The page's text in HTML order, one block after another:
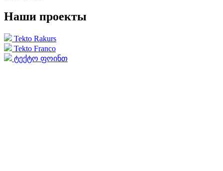
Наши проекты
Tekto Rakurs
Tekto Franco
ტექტო ფოინთ